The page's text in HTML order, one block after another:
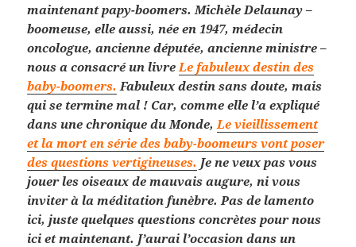
maintenant papy-boomers. Michèle Delaunay –
boomeuse, elle aussi, née en 1947, médecin
oncologue, ancienne députée, ancienne ministre –
nous a consacré un livre Le fabuleux destin des
baby-boomers. Fabuleux destin sans doute, mais
qui se termine mal ! Car, comme elle l’a expliqué
dans une chronique du Monde, Le vieillissement
et la mort en série des baby-boomeurs vont poser
des questions vertigineuses. Je ne veux pas vous
jouer les oiseaux de mauvais augure, ni vous
inviter à la méditation funèbre. Pas de lamento
ici, juste quelques questions concrètes pour nous
ici et maintenant. J’aurai l’occasion dans un